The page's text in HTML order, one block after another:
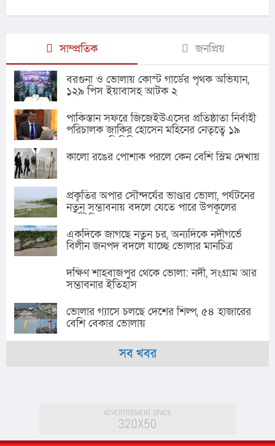
সাম্প্রতিক জনপ্রিয়
বরগুনা ও ভোলায় কোস্ট গার্ডের পৃথক অভিযান,
১২৯ পিস ইয়াবাসহ আটক ২
পাকিস্তান সফরে জিজেইউএসের প্রতিষ্ঠাতা নির্বাহী
পরিচালক জাকির হোসেন মহিনের নেতৃত্বে ১৯
সদস্যের প্রতিনিধি দল
কালো রঙের পোশাক পরলে কেন বেশি স্লিম দেখায়
প্রকৃতির অপার সৌন্দর্যের ভাণ্ডার ভোলা, পর্যটনের
নতুন সম্ভাবনায় বদলে যেতে পারে উপকূলের
অর্থনীতি
একদিকে জাগছে নতুন চর, অন্যদিকে নদীগর্ভে
বিলীন জনপদ বদলে যাচ্ছে ভোলার মানচিত্র
দক্ষিণ শাহবাজপুর থেকে ভোলা: নদী, সংগ্রাম আর
সম্ভাবনার ইতিহাস
ভোলার গ্যাসে চলছে দেশের শিল্প, ৫৪ হাজারের
বেশি বেকার ভোলায়
সব খবর